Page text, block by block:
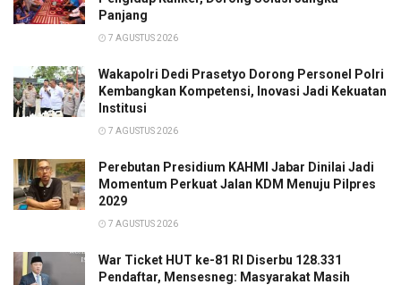
Panjang
7 AGUSTUS 2026
Wakapolri Dedi Prasetyo Dorong Personel Polri
Kembangkan Kompetensi, Inovasi Jadi Kekuatan
Institusi
7 AGUSTUS 2026
Perebutan Presidium KAHMI Jabar Dinilai Jadi
Momentum Perkuat Jalan KDM Menuju Pilpres
2029
7 AGUSTUS 2026
War Ticket HUT ke-81 RI Diserbu 128.331
Pendaftar, Mensesneg: Masyarakat Masih